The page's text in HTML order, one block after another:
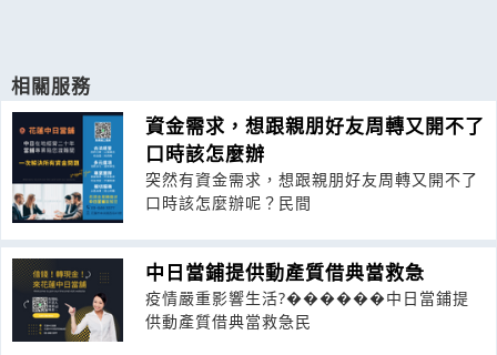
相關服務
資金需求，想跟親朋好友周轉又開不了
口時該怎麼辦
突然有資金需求，想跟親朋好友周轉又開不了
口時該怎麼辦呢？民間
中日當鋪提供動產質借典當救急
疫情嚴重影響生活?������中日當鋪提
供動產質借典當救急民